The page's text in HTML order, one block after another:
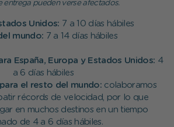
entrega pueden verse afectados.
Unidos: 7 a 10 días hábiles
mundo: 7 a 14 días hábiles
España, Europa y Estados Unidos: 4
a 6 días hábiles
el resto del mundo: colaboramos
récords de velocidad, por lo que
en muchos destinos en un tiempo
de 4 a 6 días hábiles.